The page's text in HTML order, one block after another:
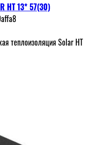
HT 13* 57(30)
теплоизоляция Solar HT